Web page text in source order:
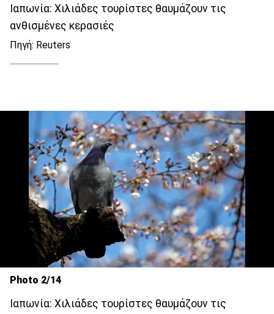
Ιαπωνία: Χιλιάδες τουρίστες θαυμάζουν τις
ανθισμένες κερασιές
Πηγή: Reuters
Photo 2/14
Ιαπωνία: Χιλιάδες τουρίστες θαυμάζουν τις